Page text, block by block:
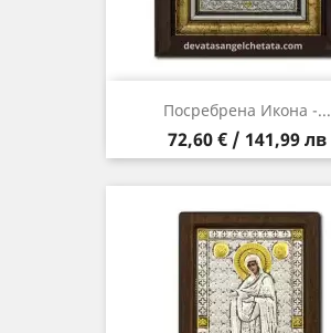
Посребрена Икона -...
Цена
72,60 € / 141,99 лв